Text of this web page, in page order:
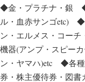
◆金・プラチナ・銀 ◆
ル・血赤サンゴetc)
ン・エルメス・コー
機器(アンプ・スピー
ン・ヤマハ)etc ◆各種
券・株主優待券・図